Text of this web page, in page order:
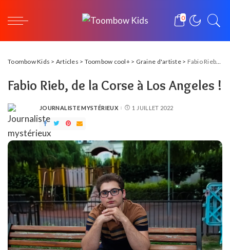
0
Toombow Kids > Articles > Toombow cool+> Graine d'artiste> Fabio Rieb, de la Corse à Los Angeles !
Fabio Rieb, de la Corse à Los Angeles !
POSTED
BY
JOURNALISTE MYSTÉRIEUX 1 JUILLET 2022